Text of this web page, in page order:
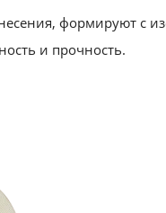
формируют с
и прочность.